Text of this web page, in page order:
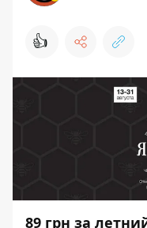
👍
89 грн за